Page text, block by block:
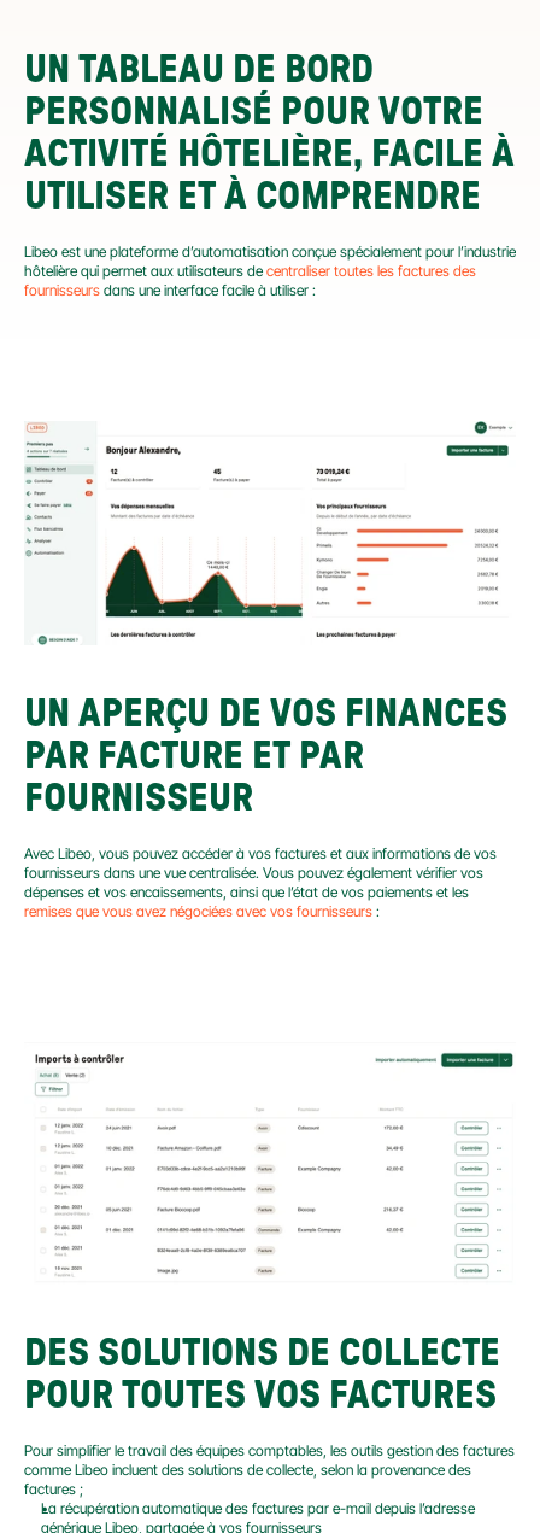
UN TABLEAU DE BORD
PERSONNALISÉ POUR VOTRE
ACTIVITÉ HÔTELIÈRE, FACILE À
UTILISER ET À COMPRENDRE
Libeo est une plateforme d’automatisation conçue spécialement pour l’industrie
hôtelière qui permet aux utilisateurs de centraliser toutes les factures des
fournisseurs dans une interface facile à utiliser :
UN APERÇU DE VOS FINANCES
PAR FACTURE ET PAR
FOURNISSEUR
Avec Libeo, vous pouvez accéder à vos factures et aux informations de vos
fournisseurs dans une vue centralisée. Vous pouvez également vérifier vos
remises que vous avez négociées avec vos fournisseurs :
DES SOLUTIONS DE COLLECTE
POUR TOUTES VOS FACTURES
Pour simplifier le travail des équipes comptables, les outils gestion des factures
comme Libeo incluent des solutions de collecte, selon la provenance des
factures ;
La récupération automatique des factures par e-mail depuis l’adresse
générique Libeo, partagée à vos fournisseurs